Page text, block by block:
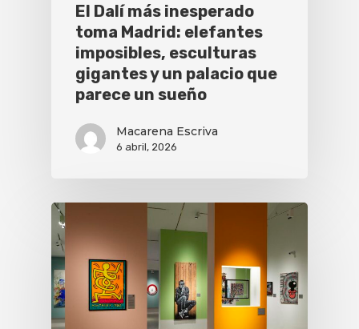
El Dalí más inesperado
toma Madrid: elefantes
imposibles, esculturas
gigantes y un palacio que
parece un sueño
Macarena Escriva
6 abril, 2026